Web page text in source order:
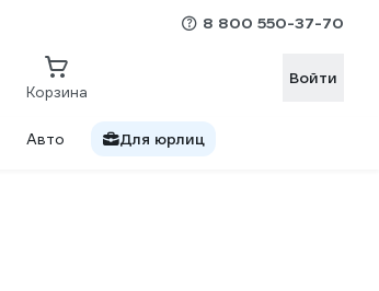
8 800 550-37-70
Корзина
Войти
Авто Для юрлиц